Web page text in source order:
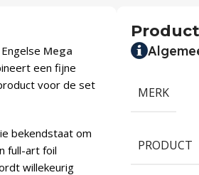
Mega
een fijne
voor de set
bekendstaat om
full-art foil
willekeurig
MERK
PRODUCT